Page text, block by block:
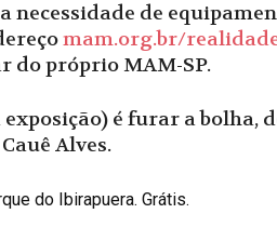
de
mam.org.br/
do próprio MAM-SP.
é furar a bolha,
Alves.
do Ibirapuera. Grátis.